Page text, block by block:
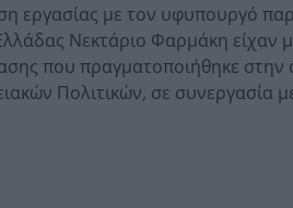
εργασίας με τον υφυπουργό
Νεκτάριο Φαρμάκη είχαν
που πραγματοποιήθηκε
Πολιτικών, σε συνεργασία